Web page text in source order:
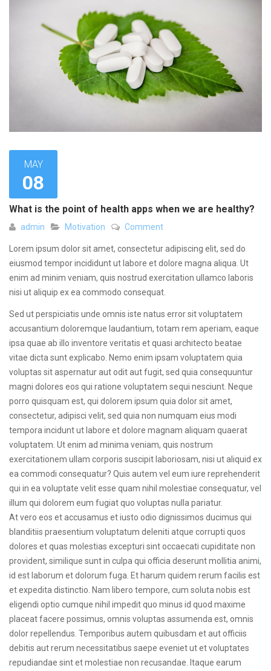
MAY
08
What is the point of health apps when we are healthy?
admin Motivation Comment
Lorem ipsum dolor sit amet, consectetur adipiscing elit, sed do
eiusmod tempor incididunt ut labore et dolore magna aliqua. Ut
enim ad minim veniam, quis nostrud exercitation ullamco laboris
nisi ut aliquip ex ea commodo consequat.
Sed ut perspiciatis unde omnis iste natus error sit voluptatem
accusantium doloremque laudantium, totam rem aperiam, eaque
ipsa quae ab illo inventore veritatis et quasi architecto beatae
vitae dicta sunt explicabo. Nemo enim ipsam voluptatem quia
voluptas sit aspernatur aut odit aut fugit, sed quia consequuntur
magni dolores eos qui ratione voluptatem sequi nesciunt. Neque
porro quisquam est, qui dolorem ipsum quia dolor sit amet,
consectetur, adipisci velit, sed quia non numquam eius modi
tempora incidunt ut labore et dolore magnam aliquam quaerat
voluptatem. Ut enim ad minima veniam, quis nostrum
exercitationem ullam corporis suscipit laboriosam, nisi ut aliquid ex
ea commodi consequatur? Quis autem vel eum iure reprehenderit
qui in ea voluptate velit esse quam nihil molestiae consequatur, vel
illum qui dolorem eum fugiat quo voluptas nulla pariatur.
At vero eos et accusamus et iusto odio dignissimos ducimus qui
blanditiis praesentium voluptatum deleniti atque corrupti quos
dolores et quas molestias excepturi sint occaecati cupiditate non
provident, similique sunt in culpa qui officia deserunt mollitia animi,
id est laborum et dolorum fuga. Et harum quidem rerum facilis est
et expedita distinctio. Nam libero tempore, cum soluta nobis est
eligendi optio cumque nihil impedit quo minus id quod maxime
placeat facere possimus, omnis voluptas assumenda est, omnis
dolor repellendus. Temporibus autem quibusdam et aut officiis
debitis aut rerum necessitatibus saepe eveniet ut et voluptates
repudiandae sint et molestiae non recusandae. Itaque earum